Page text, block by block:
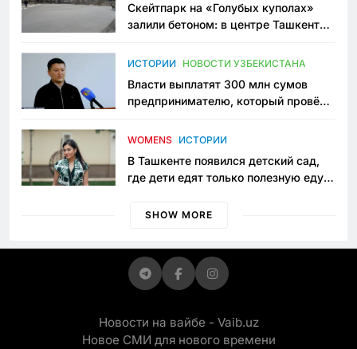
Скейтпарк на «Голубых куполах»
залили бетоном: в центре Ташкента
пространство
ИСТОРИИ НОВОСТИ УЗБЕКИСТАНА
Власти выплатят 300 млн сумов
предпринимателю, который провёл
приговору
WOMENS ИСТОРИИ
В Ташкенте появился детский сад,
где дети едят только полезную еду.
просить «кашу без сахара»
SHOW MORE
Новости на вайбе - Vaib.uz
Новое СМИ для нового времени